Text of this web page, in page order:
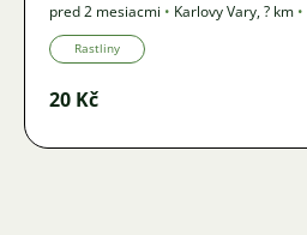
pred 2 mesiacmi • Karlovy Vary,? km •
Rastliny
20 Kč